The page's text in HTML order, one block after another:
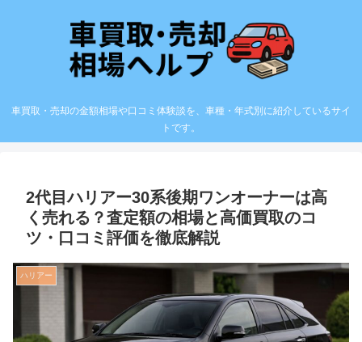
車買取・売却の金額相場や口コミ体験談を、車種・年式別に紹介しているサイ
トです。
2代目ハリアー30系後期ワンオーナーは高
く売れる？査定額の相場と高価買取のコ
ツ・口コミ評価を徹底解説
ハリアー